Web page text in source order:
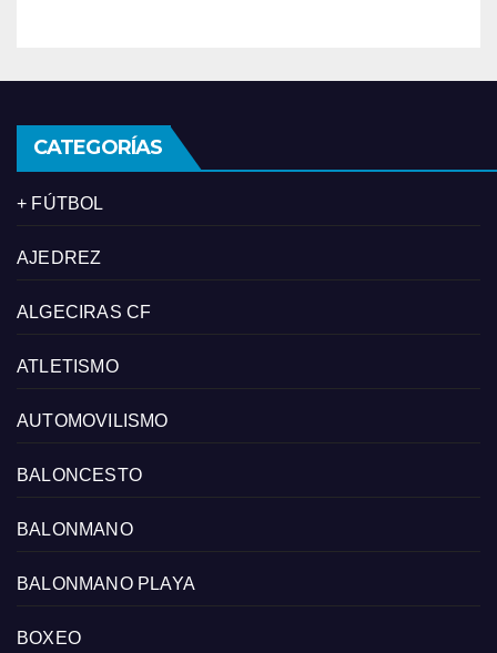
CATEGORÍAS
+ FÚTBOL
AJEDREZ
ALGECIRAS CF
ATLETISMO
AUTOMOVILISMO
BALONCESTO
BALONMANO
BALONMANO PLAYA
BOXEO